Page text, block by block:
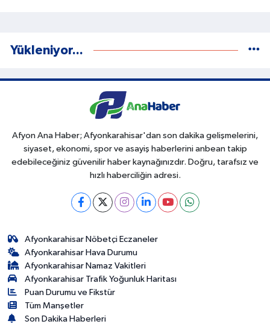
Yükleniyor...
Afyon Ana Haber; Afyonkarahisar'dan son dakika gelişmelerini,
siyaset, ekonomi, spor ve asayiş haberlerini anbean takip
edebileceğiniz güvenilir haber kaynağınızdır. Doğru, tarafsız ve
hızlı haberciliğin adresi.
Afyonkarahisar Nöbetçi Eczaneler
Afyonkarahisar Hava Durumu
Afyonkarahisar Namaz Vakitleri
Afyonkarahisar Trafik Yoğunluk Haritası
Puan Durumu ve Fikstür
Tüm Manşetler
Son Dakika Haberleri